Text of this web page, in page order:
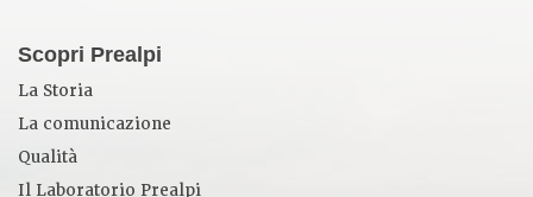
Scopri Prealpi
La Storia
La comunicazione
Qualità
Il Laboratorio Prealpi